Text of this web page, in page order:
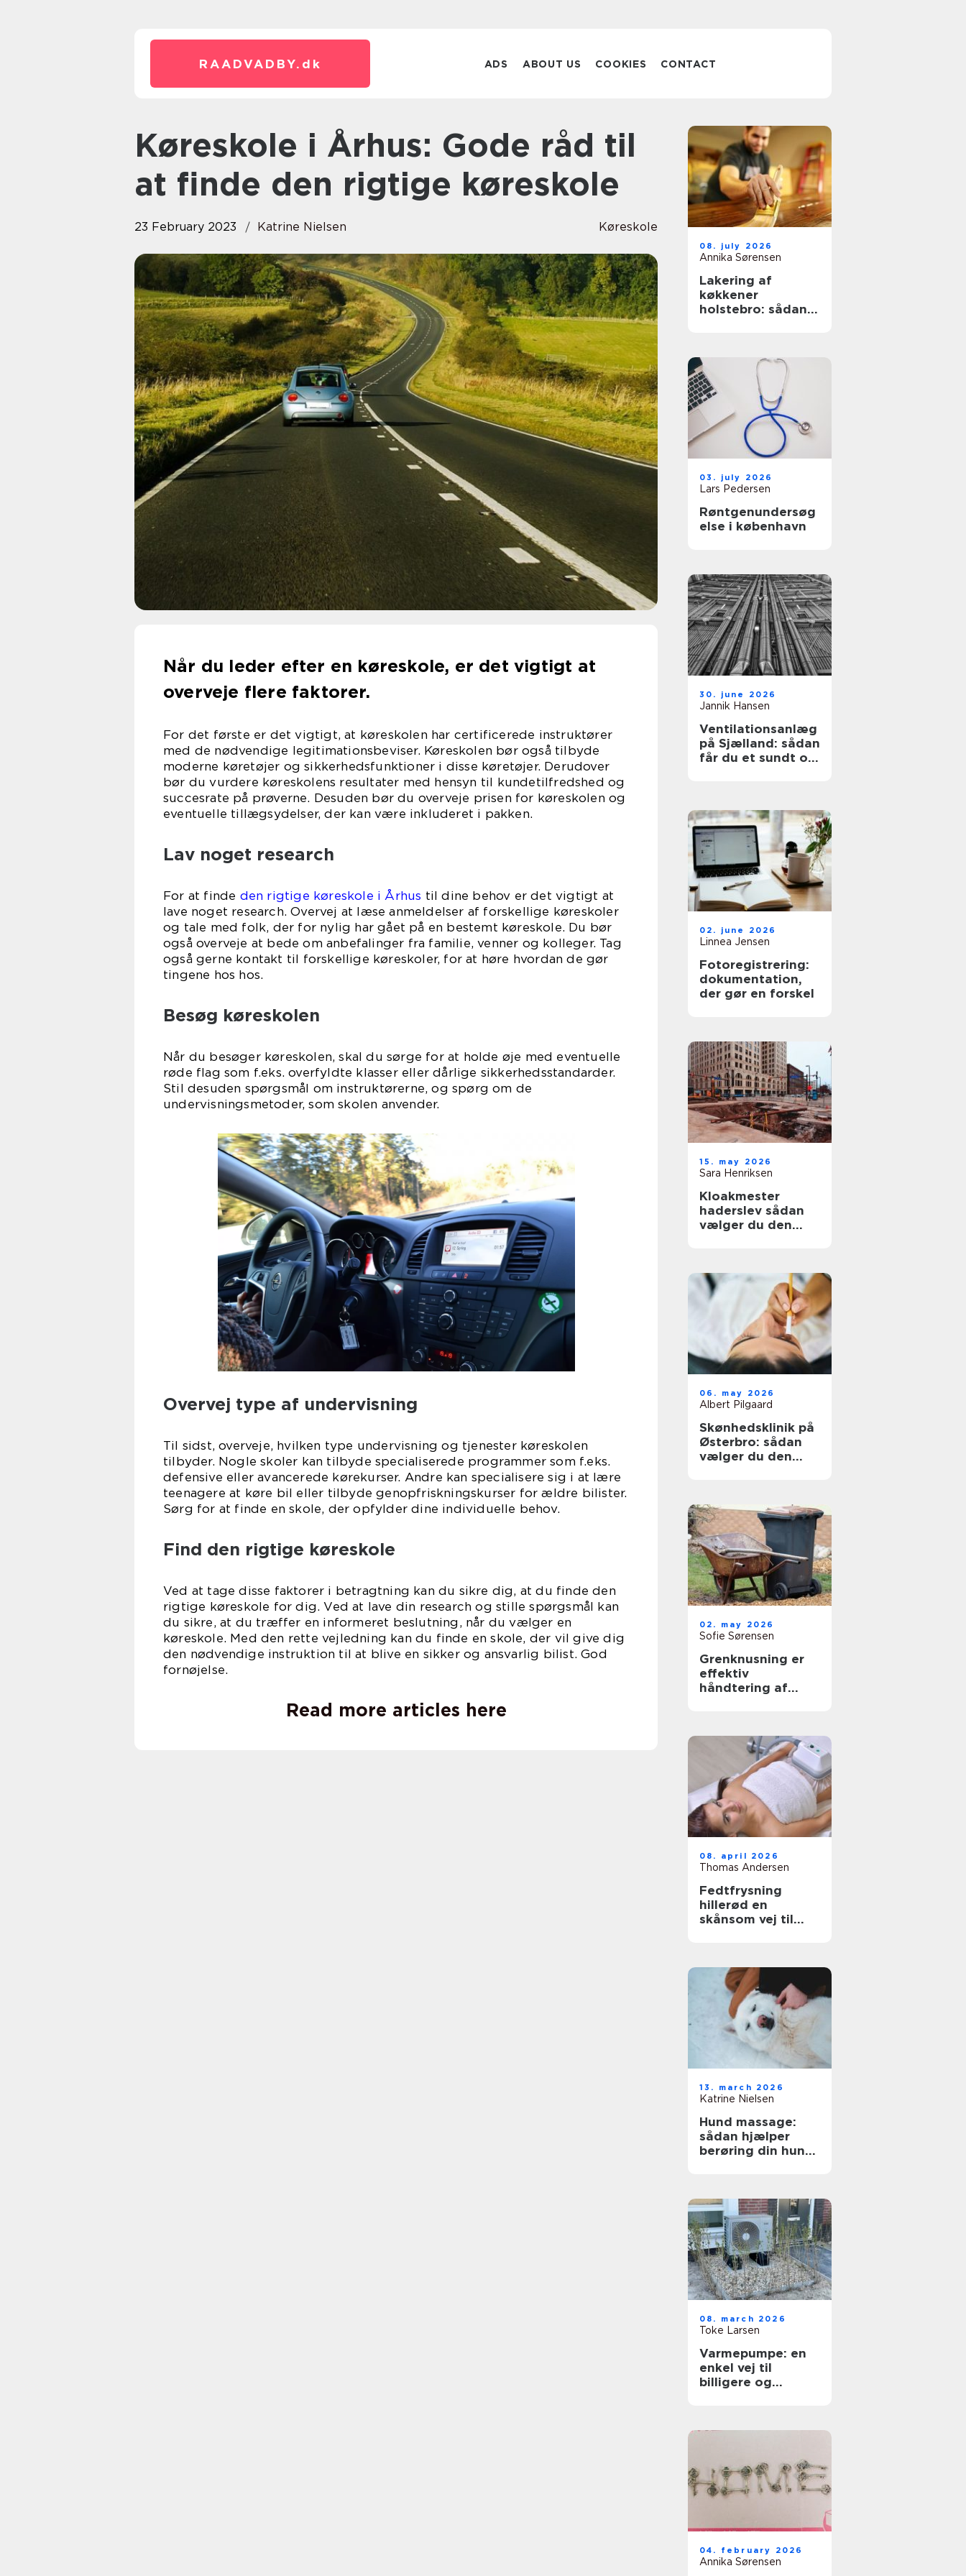
RAADVADBY. dk ADS ABOUT US COOKIES CONTACT
Køreskole i Århus: Gode råd til
at finde den rigtige køreskole
23 February 2023 Katrine Nielsen Køreskole
Når du leder efter en køreskole, er det vigtigt at
overveje flere faktorer.
For det første er det vigtigt, at køreskolen har certificerede instruktører
med de nødvendige legitimationsbeviser. Køreskolen bør også tilbyde
moderne køretøjer og sikkerhedsfunktioner i disse køretøjer. Derudover
bør du vurdere køreskolens resultater med hensyn til kundetilfredshed og
succesrate på prøverne. Desuden bør du overveje prisen for køreskolen og
eventuelle tillægsydelser, der kan være inkluderet i pakken.
Lav noget research
For at finde den rigtige køreskole i Århus til dine behov er det vigtigt at
lave noget research. Overvej at læse anmeldelser af forskellige køreskoler
og tale med folk, der for nylig har gået på en bestemt køreskole. Du bør
også overveje at bede om anbefalinger fra familie, venner og kolleger. Tag
også gerne kontakt til forskellige køreskoler, for at høre hvordan de gør
tingene hos hos.
Besøg køreskolen
Når du besøger køreskolen, skal du sørge for at holde øje med eventuelle
røde flag som f.eks. overfyldte klasser eller dårlige sikkerhedsstandarder.
Stil desuden spørgsmål om instruktørerne, og spørg om de
undervisningsmetoder, som skolen anvender.
Overvej type af undervisning
Til sidst, overveje, hvilken type undervisning og tjenester køreskolen
tilbyder. Nogle skoler kan tilbyde specialiserede programmer som f.eks.
defensive eller avancerede kørekurser. Andre kan specialisere sig i at lære
teenagere at køre bil eller tilbyde genopfriskningskurser for ældre bilister.
Sørg for at finde en skole, der opfylder dine individuelle behov.
Find den rigtige køreskole
Ved at tage disse faktorer i betragtning kan du sikre dig, at du finde den
rigtige køreskole for dig. Ved at lave din research og stille spørgsmål kan
du sikre, at du træffer en informeret beslutning, når du vælger en
køreskole. Med den rette vejledning kan du finde en skole, der vil give dig
den nødvendige instruktion til at blive en sikker og ansvarlig bilist. God
fornøjelse.
Read more articles here
08. july 2026
Annika Sørensen
Lakering af
køkkener
holstebro: sådan
03. july 2026
Lars Pedersen
Røntgenundersøg
else i københavn
30. june 2026
Jannik Hansen
Ventilationsanlæg
på Sjælland: sådan
får du et sundt og
02. june 2026
Linnea Jensen
Fotoregistrering:
dokumentation,
der gør en forskel
15. may 2026
Sara Henriksen
Kloakmester
haderslev sådan
vælger du den
06. may 2026
Albert Pilgaard
Skønhedsklinik på
Østerbro: sådan
vælger du den
02. may 2026
Sofie Sørensen
Grenknusning er
effektiv
håndtering af
08. april 2026
Thomas Andersen
Fedtfrysning
hillerød en
skånsom vej til
13. march 2026
Katrine Nielsen
Hund massage:
sådan hjælper
berøring din hund
08. march 2026
Toke Larsen
Varmepumpe: en
enkel vej til
billigere og
04. february 2026
Annika Sørensen